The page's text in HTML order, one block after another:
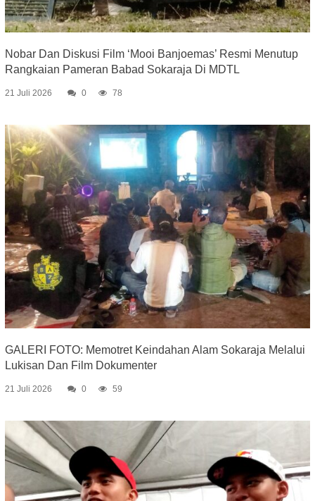
Nobar Dan Diskusi Film ‘Mooi Banjoemas’ Resmi Menutup
Rangkaian Pameran Babad Sokaraja Di MDTL
21 Juli 2026 0 78
GALERI FOTO: Memotret Keindahan Alam Sokaraja Melalui
Lukisan Dan Film Dokumenter
21 Juli 2026 0 59